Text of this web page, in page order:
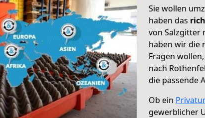
Sie wollen
haben das
von Salzgitter
haben wir die
Fragen wollen,
nach
die passende
Ob ein
gewerblicher